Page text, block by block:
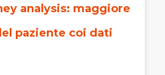
analysis: maggiore
paziente coi dati